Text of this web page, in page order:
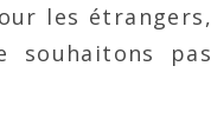
les étrangers,
souhaitons pas